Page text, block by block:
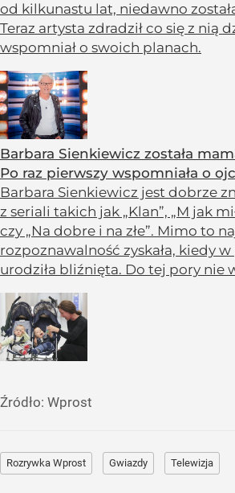
od kilkunastu lat, niedawno
Teraz artysta zdradził co się z nią
wspomniał o swoich planach.
Barbara Sienkiewicz została
Po raz pierwszy wspomniała o
Barbara Sienkiewicz jest dobrze
z seriali takich jak „Klan”, „M jak
czy „Na dobre i na złe”. Mimo to
rozpoznawalność zyskała, kiedy
urodziła bliźnięta. Do tej pory nie
Źródło: Wprost
Rozrywka Wprost Gwiazdy Telewizja